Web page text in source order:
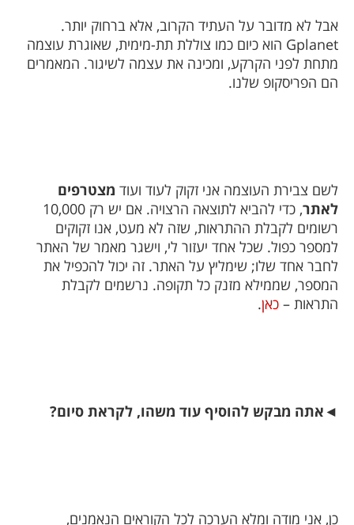
אבל לא מדובר על העתיד הקרוב, אלא ברחוק יותר.
Gplanet הוא כיום כמו צוללת תת-מימית, שאוגרת עוצמה
מתחת לפני הקרקע, ומכינה את עצמה לשיגור. המאמרים
הם הפריסקופ שלנו.
לשם צבירת העוצמה אני זקוק לעוד ועוד מצטרפים
לאתר
, כדי להביא לתוצאה הרצויה. אם יש רק 10,000
רשומים לקבלת ההתראות, שזה לא מעט, אנו זקוקים
למספר כפול. שכל אחד יעזור לי, וישגר מאמר של האתר
לחבר אחד שלו; שימליץ על האתר. זה יכול להכפיל את
המספר, שממילא מזנק כל תקופה. נרשמים לקבלת
התראות – כאן.
◄ אתה מבקש להוסיף עוד משהו, לקראת סיום?
כן, אני מודה ומלא הערכה לכל הקוראים הנאמנים,